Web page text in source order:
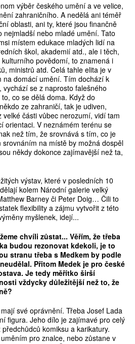
výběr českého umění a ve velice,
zahraničního. A nedělá ani téměř
oblasti, ani ty, které jsou finančně
nejmladší nebo mladé umění. Tato
místem edukace mladých lidí na
škol, akademií atd., ale i těch,
povědomí, to znamená i
ministrů atd. Celá tahle elita je v
na domácí umění. Tím dochází k
se z naprosto falešného
co se dělá doma. Když do
ze zahraničí, tak je udiven,
části vůbec nerozumí, vidí tam
orientaci. V neznámém terénu se
než tím, že srovnává s tím, co je
na místě by možná dospěl
někdy dokonce zajímavější než ta,
výstav, které v posledních 10
kolem Národní galerie velký
Barney či Peter Doig… Čili to
flexibility a zájmu vytvořit z této
myšlenek, idejí...
chvíli zůstat... Věřím, že třeba
budou rezonovat kdekoli, je to
stranu třeba s Medkem by podle
Přitom Medek je pro české
Je tedy měřítko širší
vždycky důležitější než to, že
své oprávnění. Třeba Josef Lada
figura. Jeho dílo je zajímavé pro celý
komiksu a karikatury.
pro znalce, nebo zůstane v